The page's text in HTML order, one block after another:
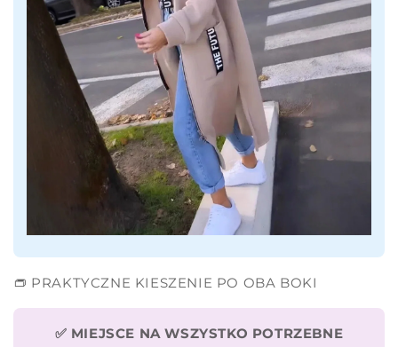
👝 PRAKTYCZNE KIESZENIE PO OBA BOKI
✅ MIEJSCE NA WSZYSTKO POTRZEBNE